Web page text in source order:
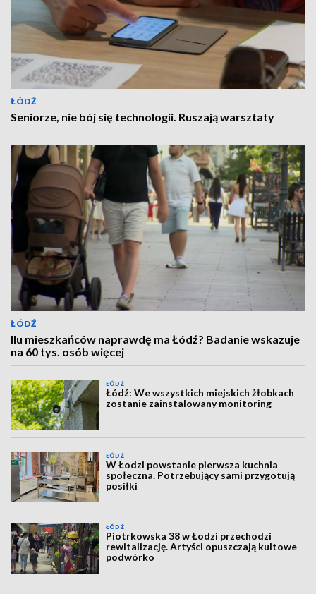
ŁÓDŹ
Seniorze, nie bój się technologii. Ruszają warsztaty
ŁÓDŹ
Ilu mieszkańców naprawdę ma Łódź? Badanie wskazuje
na 60 tys. osób więcej
ŁÓDŹ
Łódź: We wszystkich miejskich żłobkach
zostanie zainstalowany monitoring
ŁÓDŹ
W Łodzi powstanie pierwsza kuchnia
społeczna. Potrzebujący sami przygotują
posiłki
ŁÓDŹ
Piotrkowska 38 w Łodzi przechodzi
rewitalizację. Artyści opuszczają kultowe
podwórko